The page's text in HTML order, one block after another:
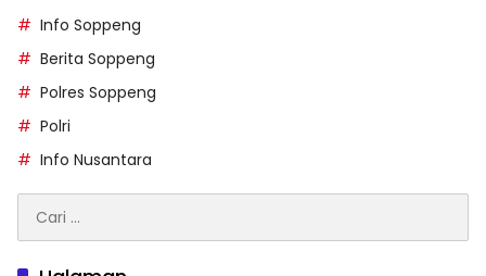
Info Soppeng
Berita Soppeng
Polres Soppeng
Polri
Info Nusantara
untuk: